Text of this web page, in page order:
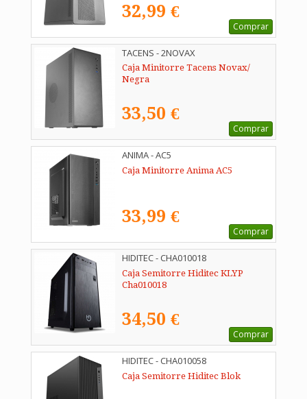
32,99 €
Comprar
TACENS - 2NOVAX
Caja Minitorre Tacens Novax/
Negra
33,50 €
Comprar
ANIMA - AC5
Caja Minitorre Anima AC5
33,99 €
Comprar
HIDITEC - CHA010018
Caja Semitorre Hiditec KLYP
Cha010018
34,50 €
Comprar
HIDITEC - CHA010058
Caja Semitorre Hiditec Blok